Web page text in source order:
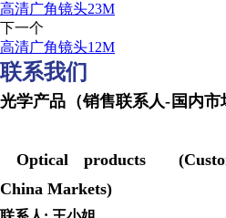
高清广角镜头23M
下一个
高清广角镜头12M
联系我们
光学产品（销售联
Optical products
China Markets)